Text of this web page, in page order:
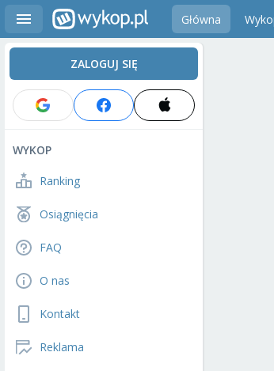
Główna
ZALOGUJ SIĘ
WYKOP
Ranking
Osiągnięcia
FAQ
O nas
Kontakt
Reklama